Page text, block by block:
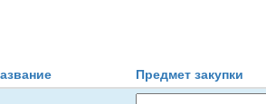
Предмет закупки